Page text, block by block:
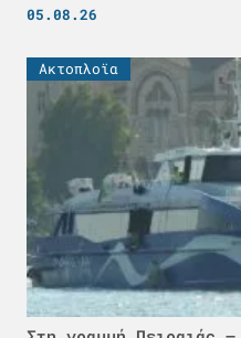
05.08.26
Ακτοπλοϊα